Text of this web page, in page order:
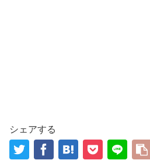
シェアする